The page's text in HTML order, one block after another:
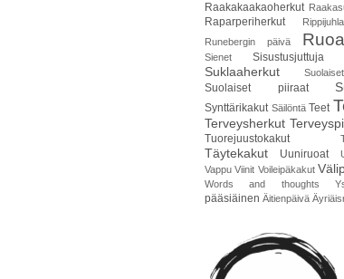
Raakakaakaoherkut
Raparperiherkut
Runebergin päivä
Sienet Sisustusjuttuja
Suklaaherkut
Suolaiset piiraat
Synttärikakut Säilöntä Teet
Terveysherkut
Tuorejuustokakut
Täytekakut Uuniruoat
Vappu Viinit Voileipäkakut
Words and thoughts
pääsiäinen Äitienpäivä